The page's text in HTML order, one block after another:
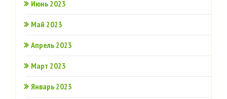
Июнь 2023
Май 2023
Апрель 2023
Март 2023
Январь 2023